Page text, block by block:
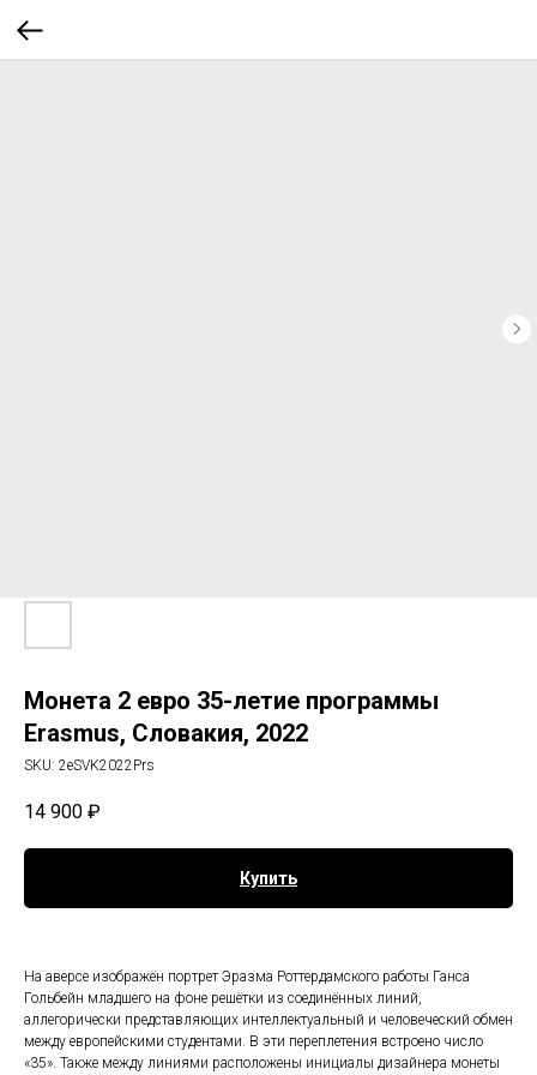
Монета 2 евро 35-летие программы
Erasmus, Словакия, 2022
SKU: 2eSVK2022Prs
14 900 ₽
Купить
На аверсе изображён портрет Эразма Роттердамского работы Ганса
Гольбейн младшего на фоне решётки из соединённых линий,
аллегорически представляющих интеллектуальный и человеческий обмен
между европейскими студентами. В эти переплетения встроено число
«35». Также между линиями расположены инициалы дизайнера монеты